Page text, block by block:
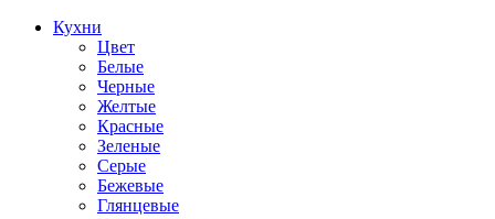
Кухни
Цвет
Белые
Черные
Желтые
Красные
Зеленые
Серые
Бежевые
Глянцевые